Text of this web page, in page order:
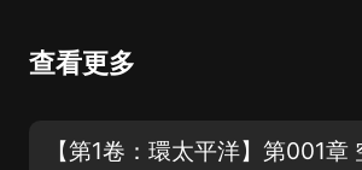
查看更多